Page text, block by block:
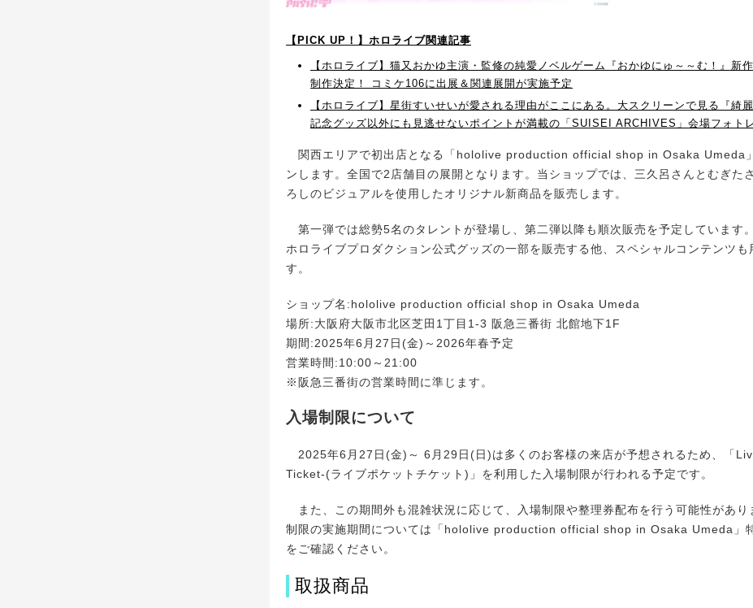
【PICK UP！】ホロライブ関連記事
【ホロライブ】猫又おかゆ主演・監修の純愛ノベルゲーム『おかゆにゅ～～む！』新
制作決定！ コミケ106に出展＆関連展開が実施予定
【ホロライブ】星街すいせいが愛される理由がここにある。大スクリーンで見る『綺
記念グッズ以外にも見逃せないポイントが満載の「SUISEI ARCHIVES」会場フォト
関西エリアで初出店となる「hololive production official shop in Osaka Umeda
ンします。全国で2店舗目の展開となります。当ショップでは、三久呂さんとむぎた
ろしのビジュアルを使用したオリジナル新商品を販売します。
第一弾では総勢5名のタレントが登場し、第二弾以降も順次販売を予定しています。
ホロライブプロダクション公式グッズの一部を販売する他、スペシャルコンテンツも
す。
ショップ名:hololive production official shop in Osaka Umeda
場所:大阪府大阪市北区芝田1丁目1-3 阪急三番街 北館地下1F
期間:2025年6月27日(金)～2026年春予定
営業時間:10:00～21:00
※阪急三番街の営業時間に準じます。
入場制限について
2025年6月27日(金)～ 6月29日(日)は多くのお客様の来店が予想されるため、「
Ticket-(ライブポケットチケット)」を利用した入場制限が行われる予定です。
また、この期間外も混雑状況に応じて、入場制限や整理券配布を行う可能性があり
制限の実施期間については「hololive production official shop in Osaka Umeda」
をご確認ください。
取扱商品